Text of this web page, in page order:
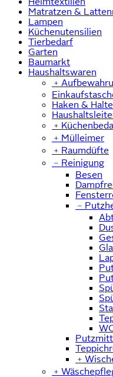
Matratzen &
Lampen
Küchenutensilien
Tierbedarf
Garten
Baumarkt
Haushaltswaren
﹢
Haken &
﹢
﹢ Mülleimer
﹢ Raumdüfte
﹣ Reinigung
Besen
﹣
﹢
﹢